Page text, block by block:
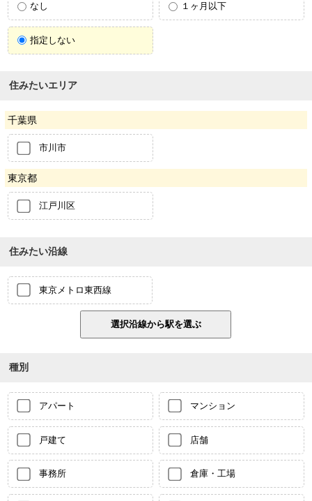
なし １ヶ月以下
指定しない
住みたいエリア
千葉県
市川市
東京都
江戸川区
住みたい沿線
東京メトロ東西線
種別
アパート マンション
戸建て 店舗
事務所 倉庫・工場